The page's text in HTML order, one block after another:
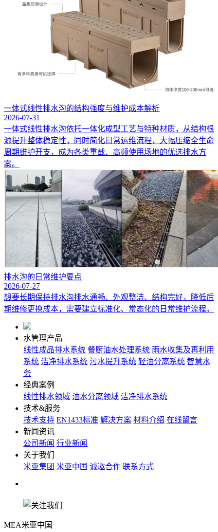
一体式线性排水沟的结构强度与维护成本解析
2026-07-31
一体式线性排水沟依托一体化成型工艺与特种材质，从结构根
源提升整体稳定性，同时简化日常运维流程，大幅压缩全生命
周期维护开支，成为各类重载、高频使用场地的优选排水方
案。
排水沟的日常维护要点
2026-07-27
想要长期保持排水沟排水通畅、外观整洁、结构完好，降低后
期维修更换成本，需要建立标准化、常态化的日常维护流程。
水管理产品
线性成品排水系统 餐厨油水处理系统 雨水收集及再利用
系统 洁净排水系统 污水提升系统 轻油分离系统 智慧水
务
经典案例
线性排水领域 油水分离领域 洁净排水系统
技术&服务
技术支持 EN1433标准 解决方案 材料介绍 在线留言
新闻资讯
公司新闻 行业新闻
关于我们
米亚集团 米亚中国 诚邀合作 联系方式
MEA米亚中国